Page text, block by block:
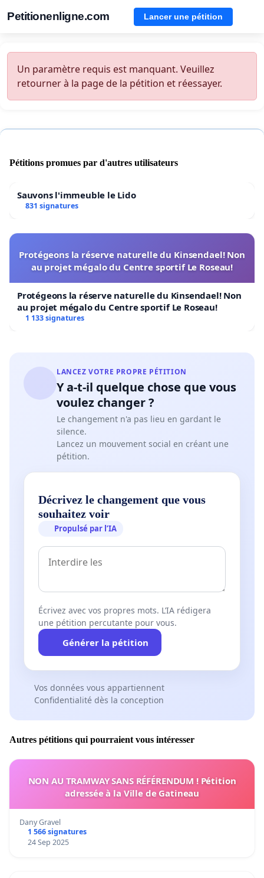
Petitionenligne.com Lancer une pétition
Un paramètre requis est manquant. Veuillez
retourner à la page de la pétition et réessayer.
Pétitions promues par d'autres utilisateurs
Sauvons l'immeuble le Lido
831 signatures
Protégeons la réserve naturelle du Kinsendael! Non
au projet mégalo du Centre sportif Le Roseau!
Protégeons la réserve naturelle du Kinsendael! Non
au projet mégalo du Centre sportif Le Roseau!
1 133 signatures
LANCEZ VOTRE PROPRE PÉTITION
Y a-t-il quelque chose que vous
voulez changer ?
Le changement n'a pas lieu en gardant le
silence.
Lancez un mouvement social en créant une
pétition.
Décrivez le changement que vous
souhaitez voir
Propulsé par l’IA
Écrivez avec vos propres mots. L’IA rédigera
une pétition percutante pour vous.
Générer la pétition
Vos données vous appartiennent
Confidentialité dès la conception
Autres pétitions qui pourraient vous intéresser
NON AU TRAMWAY SANS RÉFÉRENDUM ! Pétition
adressée à la Ville de Gatineau
Dany Gravel
1 566 signatures
24 Sep 2025